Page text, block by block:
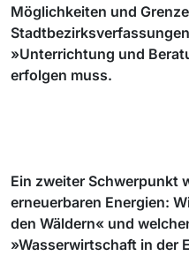
Möglichkeiten und
»Unterrichtung und
erfolgen muss.
Ein zweiter Schwerpunkt
erneuerbaren Energien:
den Wäldern« und
»Wasserwirtschaft in der